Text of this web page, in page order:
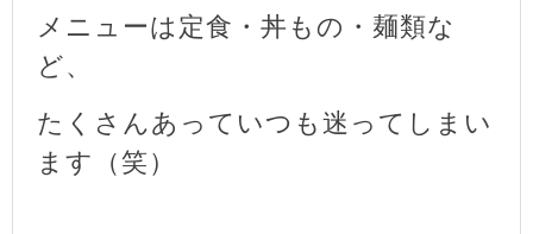
メニューは定食・丼もの・麺類な
ど、
たくさんあっていつも迷ってしまい
ます（笑）